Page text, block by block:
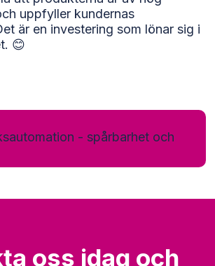
uppfyller kundernas
är en investering som lönar sig i
😊
oss idag och